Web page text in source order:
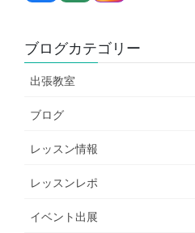
ブログカテゴリー
出張教室
ブログ
レッスン情報
レッスンレポ
イベント出展